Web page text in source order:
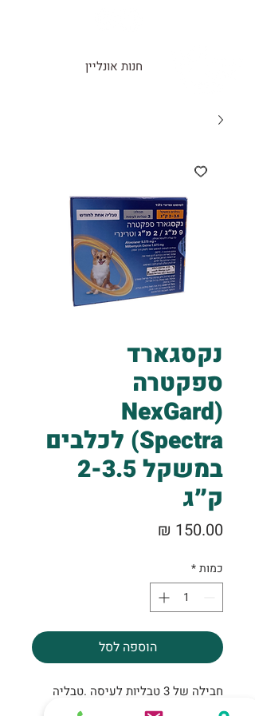
חנות אונליין
נקסגארד
ספקטרה
(NexGard
Spectra) לכלבים
במשקל 2-3.5
ק״ג
כמות*
הוספה לסל
חבילה של 3 טבליות לעיסה .טבליה
למניעת פרעושים למשך 4 שבועות